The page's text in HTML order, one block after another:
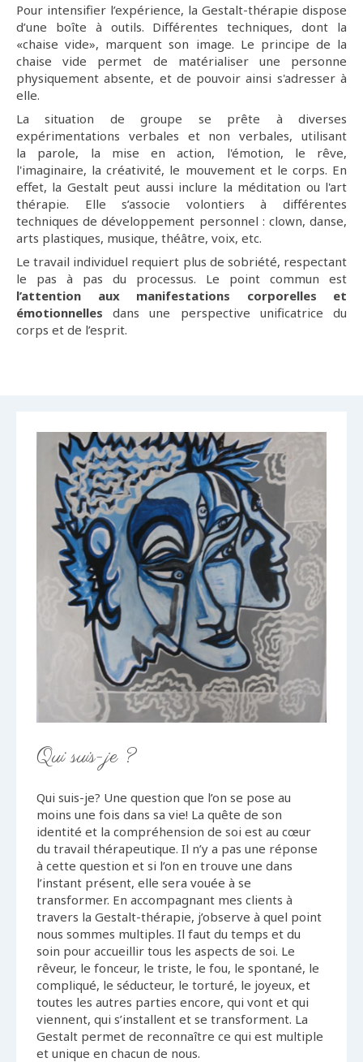
Pour intensifier l’expérience, la Gestalt-thérapie dispose
d’une boîte à outils. Différentes techniques, dont la
«chaise vide», marquent son image. Le principe de la
chaise vide permet de matérialiser une personne
physiquement absente, et de pouvoir ainsi s'adresser à
elle.
La situation de groupe se prête à diverses
expérimentations verbales et non verbales, utilisant
la parole, la mise en action, l'émotion, le rêve,
l'imaginaire, la créativité, le mouvement et le corps. En
effet, la Gestalt peut aussi inclure la méditation ou l'art
thérapie. Elle s’associe volontiers à différentes
techniques de développement personnel : clown, danse,
arts plastiques, musique, théâtre, voix, etc.
Le travail individuel requiert plus de sobriété, respectant
le pas à pas du processus. Le point commun est
l’attention aux manifestations corporelles et
émotionnellesdans une perspective unificatrice du
corps et de l’esprit.
Qui suis-je ?
Qui suis-je? Une question que l’on se pose au
moins une fois dans sa vie! La quête de son
identité et la compréhension de soi est au cœur
du travail thérapeutique. Il n’y a pas une réponse
à cette question et si l’on en trouve une dans
l’instant présent, elle sera vouée à se
transformer. En accompagnant mes clients à
travers la Gestalt-thérapie, j’observe à quel point
nous sommes multiples. Il faut du temps et du
soin pour accueillir tous les aspects de soi. Le
rêveur, le fonceur, le triste, le fou, le spontané, le
compliqué, le séducteur, le torturé, le joyeux, et
toutes les autres parties encore, qui vont et qui
viennent, qui s’installent et se transforment. La
Gestalt permet de reconnaître ce qui est multiple
et unique en chacun de nous.